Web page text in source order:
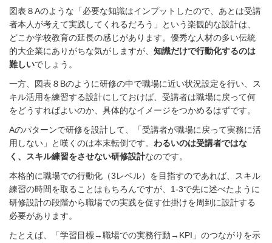
図表８Aのような「必要な知識はインプットしたので、あとは受講
者本人が考えて実践してくれるだろう」という楽観的な設計は、
どこか学校教育の延長の感じがあります。優秀な人材の多い伝統
的大企業にありがちな気がしますが、 知識だけで行動化するのは
難しいでしょう。
一方、図表８Bのように研修の中で職場に近い状況設定を行い、ス
キル活用を練習する設計にしておけば、受講者は職場に戻って何
をどうすればよいのか、具体的なイメージをつかめるはずです。
Aのパターンで研修を設計して、「受講者が職場に戻って実務に活
用しない」と嘆くのは本末転倒です。 わるいのは受講者ではな
く、スキル練習をさせない研修設計なのです。
本格的に職場での行動化（3レベル）を目指すのであれば、スキル
練習の時間を取ることはもちろんですが、1-3で先に述べたように
研修設計の段階から職場での実践を促す仕掛けを周到に設計する
必要があります。
たとえば、「学習目標→職場での実務行動→KPI」のつながりを示